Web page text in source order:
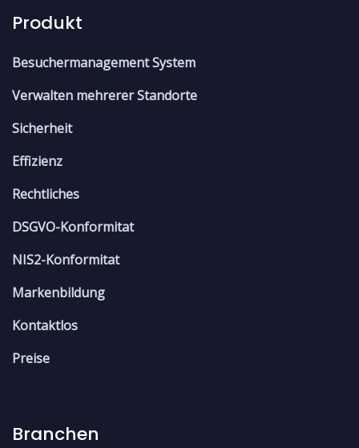
Produkt
Besuchermanagement System
Verwalten mehrerer Standorte
Sicherheit
Effizienz
Rechtliches
DSGVO-Konformitat
NIS2-Konformitat
Markenbildung
Kontaktlos
Preise
Branchen